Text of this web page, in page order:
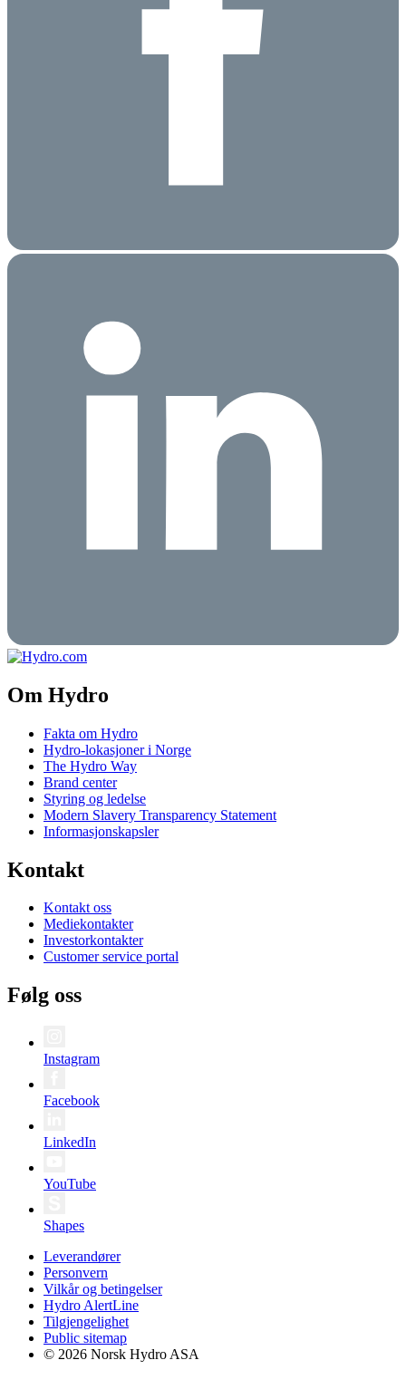
Om Hydro
Fakta om Hydro
Hydro-lokasjoner i Norge
The Hydro Way
Brand center
Styring og ledelse
Modern Slavery Transparency Statement
Informasjonskapsler
Kontakt
Kontakt oss
Mediekontakter
Investorkontakter
Customer service portal
Følg oss
Instagram
Facebook
LinkedIn
YouTube
Shapes
Leverandører
Personvern
Vilkår og betingelser
Hydro AlertLine
Tilgjengelighet
Public sitemap
© 2026 Norsk Hydro ASA